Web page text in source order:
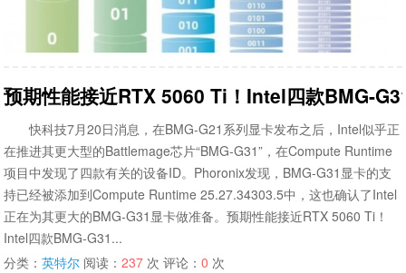
预期性能接近RTX 5060 Ti！Intel四款BMG-
快科技7月20日消息，在BMG-G21系列显卡发布之后，Intel似乎正
在推进其更大型的Battlemage芯片“BMG-G31”，在Compute Runtime
项目中发现了四款有关的设备ID。Phoronix发现，BMG-G31显卡的支
持已经被添加到Compute Runtime 25.27.34303.5中，这也确认了Intel
正在为其更大的BMG-G31显卡做准备。预期性能接近RTX 5060 Ti！
Intel四款BMG-G31...
分类：英特尔 阅读：237 次 评论：0 次